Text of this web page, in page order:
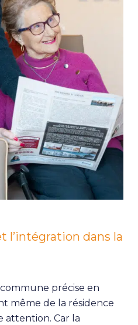
l’intégration dans la
précise en
même de la résidence
attention. Car la